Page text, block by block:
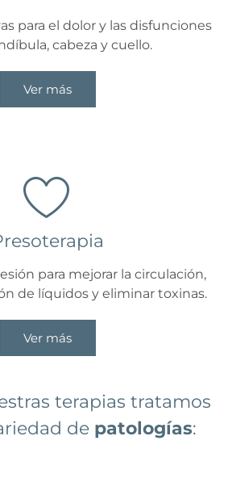
para el dolor y las disfunciones
cabeza y cuello.
Ver más
para mejorar la circulación,
de líquidos y eliminar toxinas.
Ver más
terapias tratamos
de patologías: